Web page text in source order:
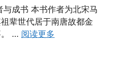
成书 本书作者为北宋马
辈世代居于南唐故都金
。 … 阅读更多